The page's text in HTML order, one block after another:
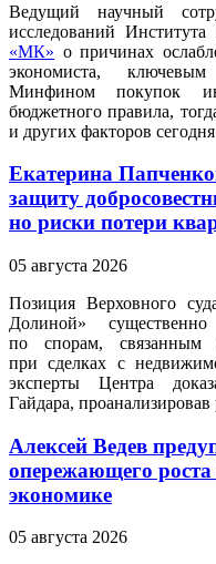
Ведущий научный
исследований Института
«МК» о причинах
экономиста,
Минфином покупок
бюджетного правила,
и других факторов
Екатерина
защиту
но риски потери
05 августа 2026
Позиция Верховного
Долиной»
по спорам, связанным
при сделках с
эксперты Центра
Гайдара,
Алексей Ведев
опережающего роста
экономике
05 августа 2026